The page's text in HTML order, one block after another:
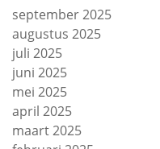
september 2025
augustus 2025
juli 2025
juni 2025
mei 2025
april 2025
maart 2025